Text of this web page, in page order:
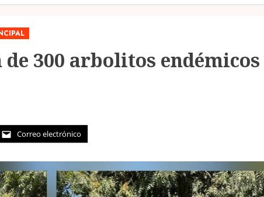
300 arbolitos endémicos
Correo electrónico